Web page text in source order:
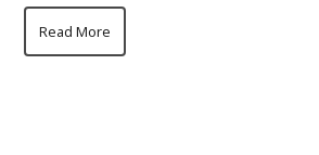
Read More